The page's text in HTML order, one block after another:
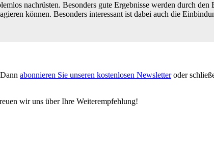
nachrüsten. Besonders gute Ergebnisse werden durch
können. Besonders interessant ist dabei auch die
abonnieren Sie unseren kostenlosen Newsletteroder
wir uns über Ihre Weiterempfehlung!